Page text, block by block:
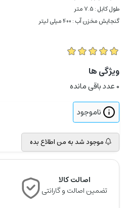
طول کابل : 7.5 متر
گنجایش مخزن آب : 400 میلی لیتر
ویژگی ها
0عدد باقی مانده
ناموجود
موجود شد به من اطلاع بده
اصالت کالا
تضمین اصالت و گارانتی